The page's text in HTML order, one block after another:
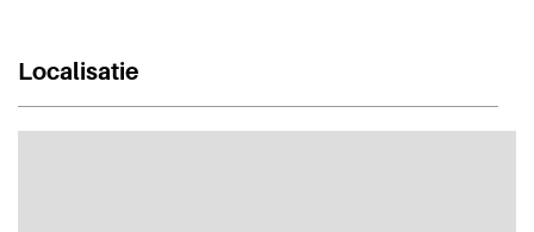
Localisatie